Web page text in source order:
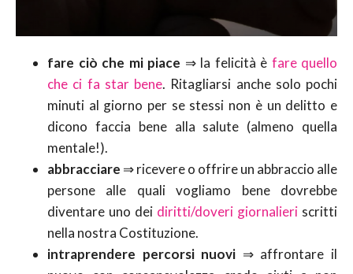
fare ciò che mi piace ⇒ la felicità è fare quello
che ci fa star bene. Ritagliarsi anche solo pochi
minuti al giorno per se stessi non è un delitto e
dicono faccia bene alla salute (almeno quella
mentale!).
abbracciare ⇒ ricevere o offrire un abbraccio alle
persone alle quali vogliamo bene dovrebbe
diventare uno dei diritti/doveri giornalieri scritti
nella nostra Costituzione.
intraprendere percorsi nuovi ⇒ affrontare il